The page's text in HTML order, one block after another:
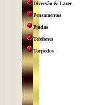
Diversão & Lazer
Pensamentos
Piadas
Telefones
Torpedos